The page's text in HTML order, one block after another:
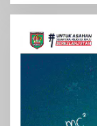
Pemutar
Video